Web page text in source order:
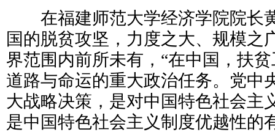
在福建师范大学经济学院院长
国的脱贫攻坚，力度之大、规模之
界范围内前所未有，“在中国，扶
道路与命运的重大政治任务。党中
大战略决策，是对中国特色社会主
是中国特色社会主义制度优越性的